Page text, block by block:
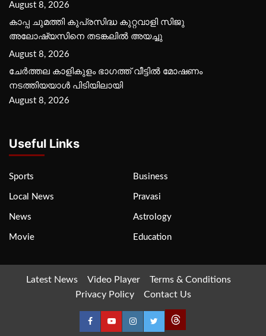
August 8, 2026
കാപ്പ ചുമത്തി കുപ്രസിദ്ധ കുറ്റവാളി സിജു
അലോഷ്യസിനെ തടങ്കലിൽ അയച്ചു
August 8, 2026
ചേർത്തല കാളികുളം ഭാഗത്ത് വീട്ടിൽ മോഷണം
നടത്തിയയാൾ പിടിയിലായി
August 8, 2026
Useful Links
Sports Business
Local News Pravasi
News Astrology
Movie Education
Latest News Video Player
Terms & Conditions
Privacy Policy
Contact Us